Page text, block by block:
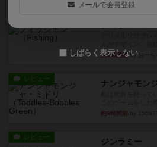
約5時間前by おーち
レビュー ナンジャモン
約9時間前
レビュー ジンラミー
メールで会員登録
しばらく表示しない